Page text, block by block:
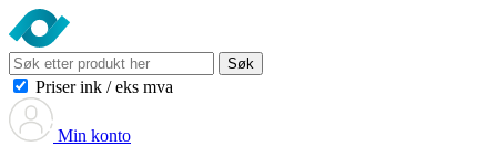
Søk
Priser ink / eks mva
Min konto